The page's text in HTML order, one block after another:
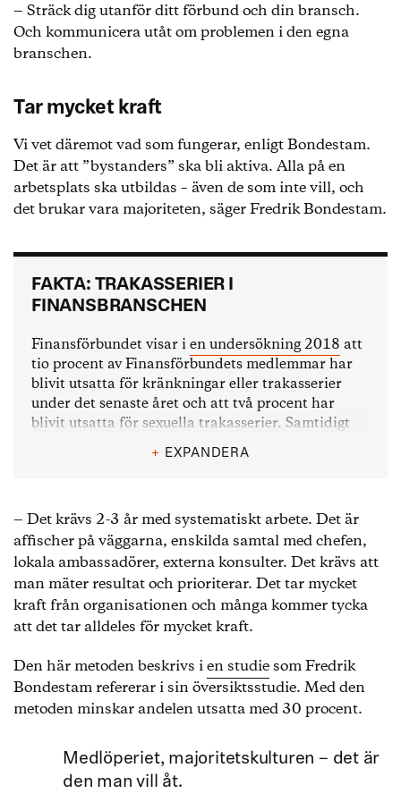
‒ Sträck dig utanför ditt förbund och din bransch.
Och kommunicera utåt om problemen i den egna
branschen.
Tar mycket kraft
Vi vet däremot vad som fungerar, enligt Bondestam.
Det är att ”bystanders” ska bli aktiva. Alla på en
arbetsplats ska utbildas – även de som inte vill, och
det brukar vara majoriteten, säger Fredrik Bondestam.
FAKTA: TRAKASSERIER I
FINANSBRANSCHEN
Finansförbundet visar ien undersökning 2018 att
tio procent av Finansförbundets medlemmar har
blivit utsatta för kränkningar eller trakasserier
under det senaste året och att två procent har
blivit utsatta för sexuella trakasserier. Samtidigt
vet bara hälften om det finns rutiner för att ta
hand om trakasserier på arbetsplatsen. Fyra av tio
berättat om detta för någon.
+ EXPANDERA
‒ Det krävs 2-3 år med systematiskt arbete. Det är
affischer på väggarna, enskilda samtal med chefen,
lokala ambassadörer, externa konsulter. Det krävs att
man mäter resultat och prioriterar. Det tar mycket
kraft från organisationen och många kommer tycka
att det tar alldeles för mycket kraft.
Den här metoden beskrivs ien studiesom Fredrik
Bondestam refererar i sin översiktsstudie. Med den
metoden minskar andelen utsatta med 30 procent.
Medlöperiet, majoritetskulturen – det är
den man vill åt.